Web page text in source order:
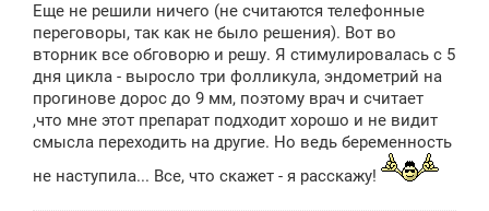
Еще не решили ничего (не считаются телефонные
переговоры, так как не было решения). Вот во
вторник все обговорю и решу. Я стимулировалась с 5
дня цикла - выросло три фолликула, эндометрий на
прогинове дорос до 9 мм, поэтому врач и считает
,что мне этот препарат подходит хорошо и не видит
смысла переходить на другие. Но ведь беременность
не наступила... Все, что скажет - я расскажу!